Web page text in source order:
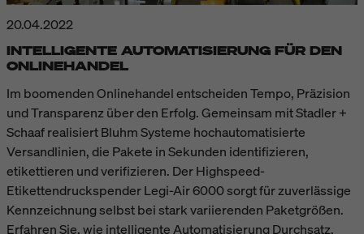
20.04.2022
INTELLIGENTE AUTOMATISIERUNG FÜR DEN
ONLINEHANDEL
Im boomenden Onlinehandel entscheiden Tempo, Präzision
und Transparenz über den Erfolg. Gemeinsam mit Stadler +
Schaaf realisiert Bluhm Systeme hochautomatisierte
Versandlinien, die Pakete in Sekunden identifizieren,
etikettieren und verifizieren. Der Highspeed-
Etikettendruckspender Legi-Air 6000 sorgt für zuverlässige
Kennzeichnung selbst bei stark variierenden Paketgrößen.
Erfahren Sie, wie intelligente Automatisierung Durchsatz,